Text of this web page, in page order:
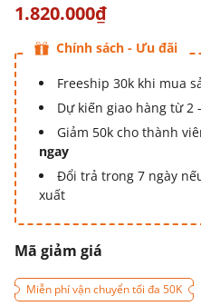
1.820.000₫
Chính sách - Ưu đãi
Freeship 30k khi mua
Dự kiến giao hàng từ 2
Giảm 50k cho thành
ngay
Đổi trả trong 7 ngày
xuất
Mã giảm giá
Miễn phí vận chuyển tối đa 50K